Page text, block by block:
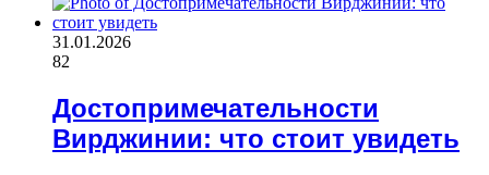
31.01.2026
82
Достопримечательности
Вирджинии: что стоит увидеть